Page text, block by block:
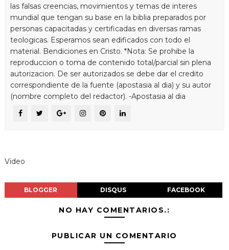
las falsas creencias, movimientos y temas de interes
mundial que tengan su base en la biblia preparados por
personas capacitadas y certificadas en diversas ramas
teologicas. Esperamos sean edificados con todo el
material. Bendiciones en Cristo. *Nota: Se prohibe la
reproduccion o toma de contenido total/parcial sin plena
autorizacion. De ser autorizados se debe dar el credito
correspondiente de la fuente (apostasia al dia) y su autor
(nombre completo del redactor). -Apostasia al dia
Video
BLOGGER DISQUS FACEBOOK
NO HAY COMENTARIOS.:
PUBLICAR UN COMENTARIO